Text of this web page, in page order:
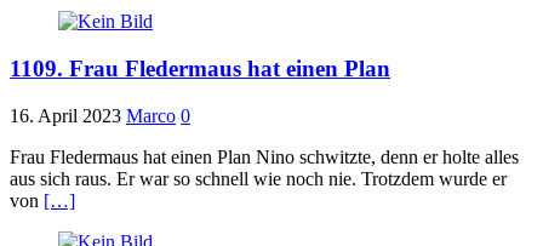
1109. Frau Fledermaus hat einen Plan
16. April 2023 Marco 0
Frau Fledermaus hat einen Plan Nino schwitzte, denn er holte alles
aus sich raus. Er war so schnell wie noch nie. Trotzdem wurde er
von […]